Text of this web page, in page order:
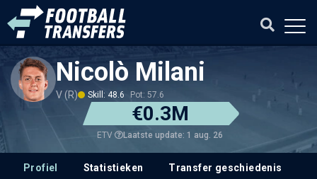
Nicolò Milani
V (R) Skill: 48.6 Pot: 57.6
€0.3M
ETV Laatste update: 1 aug. 26
Profiel Statistieken Transfer geschiedenis